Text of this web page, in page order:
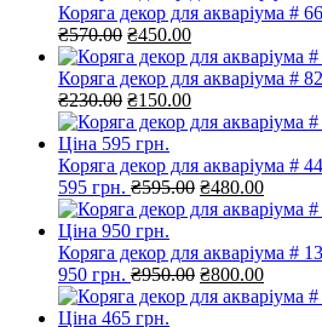
Коряга декор для акваріума #
₴570.00 Оригінальна
ціна:
₴570.00.
₴450.00Поточна
ціна:
₴450.00.
Коряга декор для акваріума #
₴230.00 Оригінальна
ціна:
₴230.00.
₴150.00Поточна
ціна:
Коряга декор для акваріума #
595 грн. ₴595.00 Оригінальна
ціна:
₴480.00
ціна:
Коряга декор для акваріума #
950 грн. ₴950.00 Оригінальна
ціна:
₴800.00
ціна: